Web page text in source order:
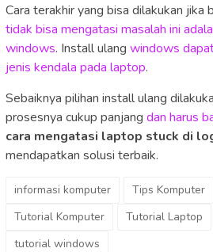
Cara terakhir yang bisa dilakukan jika
tidak bisa mengatasi masalah ini
windows. Install ulang windows
jenis kendala pada laptop.
Sebaiknya pilihan install ulang
prosesnya cukup panjang dan harus
cara mengatasi laptop stuck di
mendapatkan solusi terbaik.
informasi komputer Tips Komputer
Tutorial Komputer
Tutorial Laptop
tutorial windows